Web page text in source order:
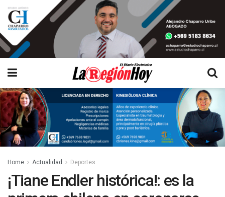
Home Actualidad Deportes
¡Tiane Endler histórica!: es la